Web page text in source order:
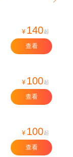
¥ 140起
查看
¥ 100起
查看
¥ 100起
查看